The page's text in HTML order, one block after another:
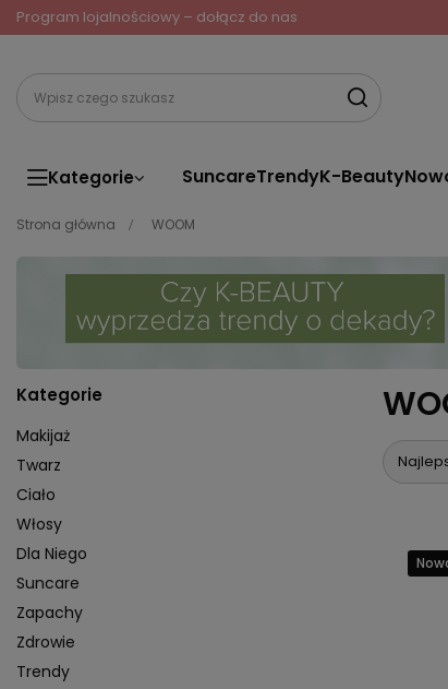
Program lojalnościowy – dołącz do nas
Kategorie SuncareTrendyK-Beauty
Strona główna WOOM
Kategorie
Makijaż
Twarz
Ciało
Włosy
Dla Niego
Suncare
Zapachy
Zdrowie
Trendy